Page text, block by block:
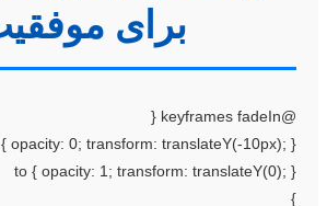
برای موفقیت
from { opacity: 0; transform: translateY(-10px);
to { opacity: 1; transform: translateY(0);